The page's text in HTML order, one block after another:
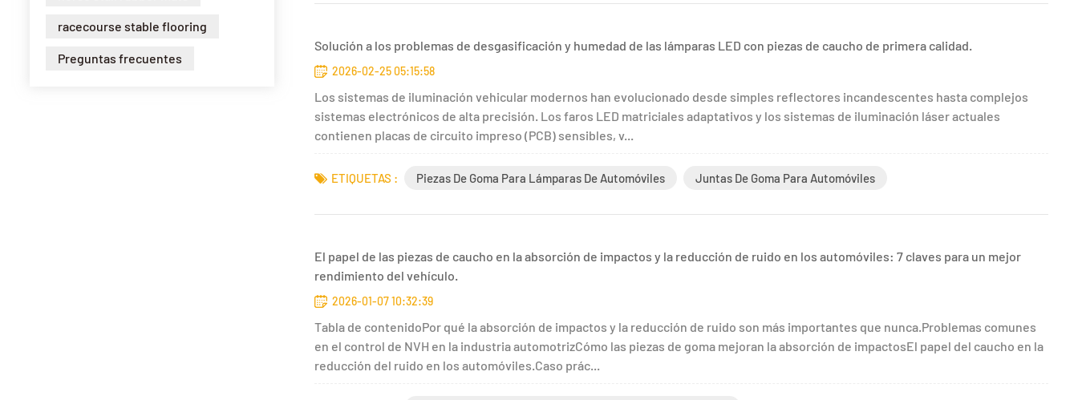
racecourse stable flooring
Preguntas frecuentes
Solución a los problemas de desgasificación y humedad de las lámparas LED con piezas de caucho de primera calidad.
2026-02-25 05:15:58
Los sistemas de iluminación vehicular modernos han evolucionado desde simples reflectores incandescentes hasta complejos
sistemas electrónicos de alta precisión. Los faros LED matriciales adaptativos y los sistemas de iluminación láser actuales
contienen placas de circuito impreso (PCB) sensibles, v...
ETIQUETAS : Piezas De Goma Para Lámparas De Automóviles Juntas De Goma Para Automóviles
El papel de las piezas de caucho en la absorción de impactos y la reducción de ruido en los automóviles: 7 claves para un mejor
rendimiento del vehículo.
2026-01-07 10:32:39
Tabla de contenidoPor qué la absorción de impactos y la reducción de ruido son más importantes que nunca.Problemas comunes
en el control de NVH en la industria automotrizCómo las piezas de goma mejoran la absorción de impactosEl papel del caucho en la
reducción del ruido en los automóviles.Caso prác...